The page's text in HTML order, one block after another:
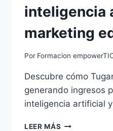
inteligencia
marketing
Por Formacion
Descubre cómo
generando ingresos
inteligencia artificial
LEER MÁS